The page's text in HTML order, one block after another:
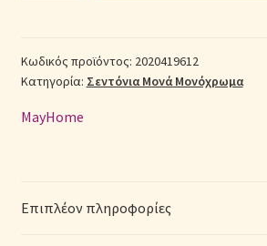
Σεντόνια Σετ
Σύνδεση
(Π:
160cm
Μ:
Μονόχρωμα
Κωδικός προϊόντος: 2020419612
Κατηγορία: Σεντόνια Μονά Μονόχρωμα
MayHome
Επιπλέον πληροφορίες